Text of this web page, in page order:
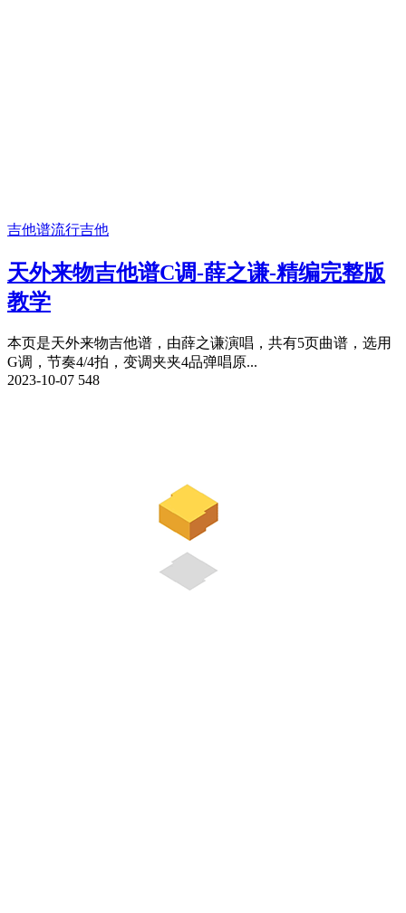
吉他谱流行吉他
天外来物吉他谱C调-薛之谦-精编完整版
教学
本页是天外来物吉他谱，由薛之谦演唱，共有5页曲谱，选用
G调，节奏4/4拍，变调夹夹4品弹唱原...
2023-10-07 548